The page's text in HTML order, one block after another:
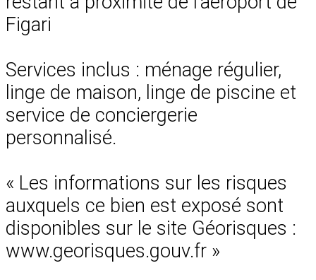
Figari
Services inclus : ménage régulier,
linge de maison, linge de piscine et
service de conciergerie
personnalisé.
« Les informations sur les risques
auxquels ce bien est exposé sont
disponibles sur le site Géorisques :
www.georisques.gouv.fr »